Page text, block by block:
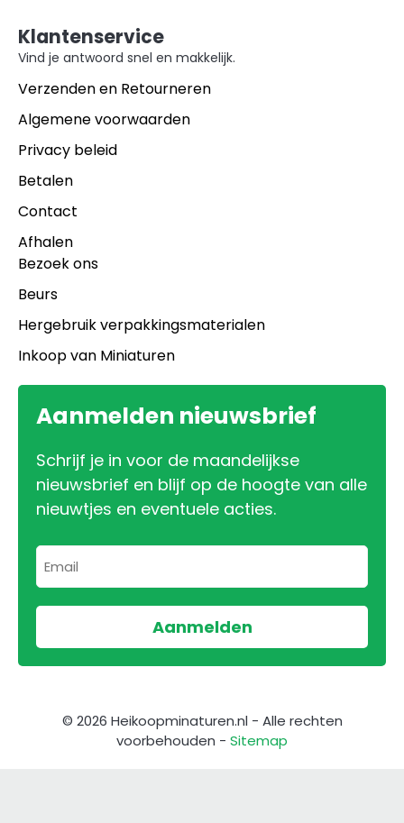
Klantenservice
Vind je antwoord snel en makkelijk.
Verzenden en Retourneren
Algemene voorwaarden
Privacy beleid
Betalen
Contact
Afhalen
Bezoek ons
Beurs
Hergebruik verpakkingsmaterialen
Inkoop van Miniaturen
Aanmelden nieuwsbrief
Schrijf je in voor de maandelijkse
nieuwsbrief en blijf op de hoogte van alle
nieuwtjes en eventuele acties.
© 2026 Heikoopminaturen.nl - Alle rechten
voorbehouden - Sitemap